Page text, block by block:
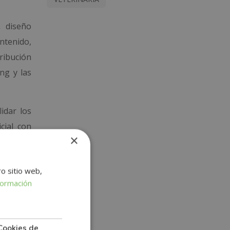
diseño
y las
los
con
×
sitio web,
de